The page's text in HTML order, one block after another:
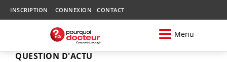
INSCRIPTION CONNEXION CONTACT
Menu
QUESTION D'ACTU